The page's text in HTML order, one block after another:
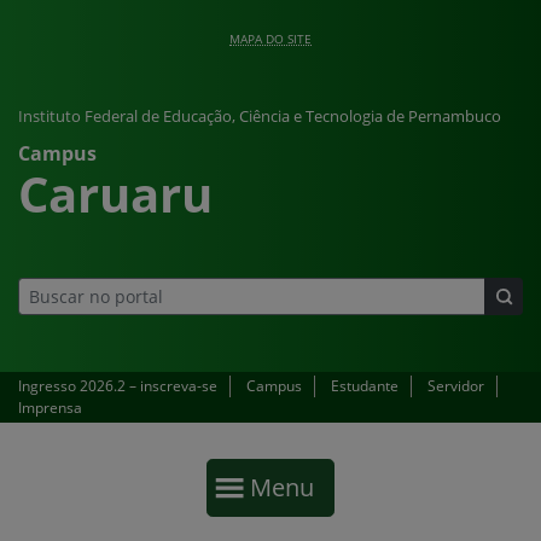
MAPA DO SITE
Instituto Federal de Educação, Ciência e Tecnologia de Pernambuco
Campus
Caruaru
Ingresso 2026.2 – inscreva-se Campus Estudante
Servidor
Imprensa
Mostrar
Menu